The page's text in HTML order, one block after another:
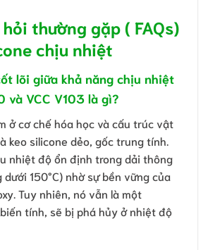
hỏi thường gặp ( FAQs)
chịu nhiệt
lõi giữa khả năng chịu nhiệt
và VCC V103 là gì?
ở cơ chế hóa học và cấu trúc vật
keo silicone dẻo, gốc trung tính.
nhiệt độ ổn định trong dải thông
150°C) nhờ sự bền vững của
Tuy nhiên, nó vẫn là một
tính, sẽ bị phá hủy ở nhiệt độ